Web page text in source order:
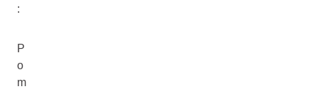
:
P
o
m